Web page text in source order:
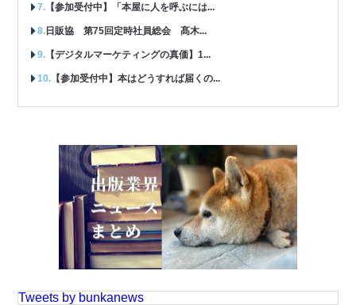
【参加受付中】「本屋に人を呼ぶには...
日販協 第75回定時社員総会 髙木...
【デジタルマーケティングの真価】1...
【参加受付中】本はどうすれば届くの...
Tweets by bunkanews